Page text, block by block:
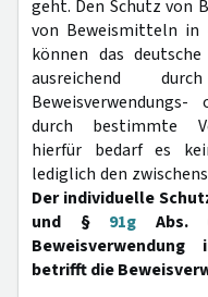
geht. Den Schutz von
von Beweismitteln in
können das
ausreichend
durch bestimmte
hierfür bedarf es
lediglich den
Der individuelle
und § 91g Abs.
betrifft die